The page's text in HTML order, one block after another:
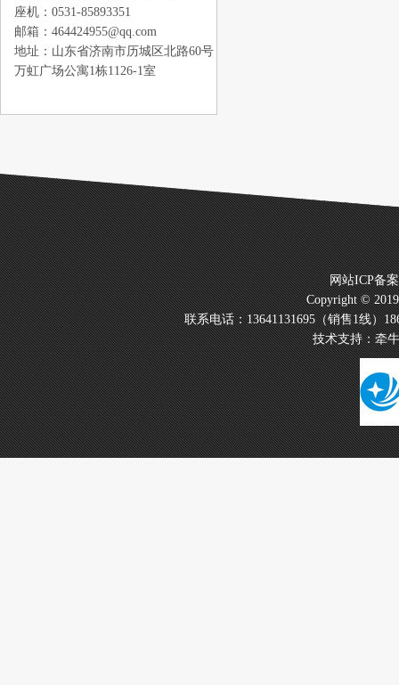
座机：0531-85893351
邮箱：464424955@qq.com
地址：山东省济南市历城区北路60号
万虹广场公寓1栋1126-1室
网站ICP备
Copyright ©
联系电话：13641131695（销售1线）
技术支持：牵